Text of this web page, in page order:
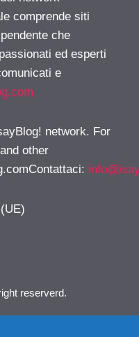
comprende siti
che
ed esperti
e
network. For
other
:
reserverd.